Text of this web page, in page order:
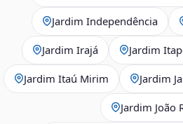
Jardim Independência
Jardim Irajá Jardim
Jardim Itaú Mirim Jardim
Jardim João